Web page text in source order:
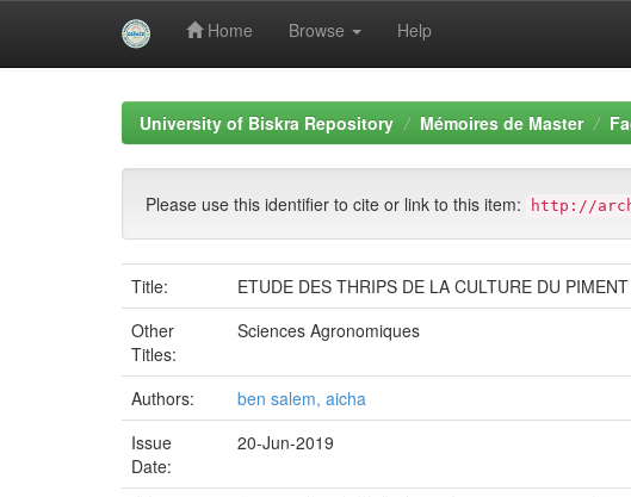
Home Browse Help
University of Biskra Repository Mémoires de Master
Please use this identifier to cite or link to this item: http://
Title:
ETUDE DES THRIPS DE LA CULTURE DU
Other
Titles:
Sciences Agronomiques
Authors:
ben salem, aicha
Issue
Date:
20-Jun-2019